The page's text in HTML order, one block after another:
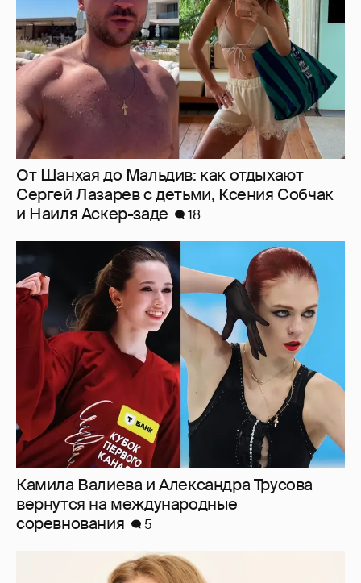
От Шанхая до Мальдив: как отдыхают
Сергей Лазарев с детьми, Ксения Собчак
и Наиля Аскер-заде
18
Камила Валиева и Александра Трусова
вернутся на международные
соревнования
5